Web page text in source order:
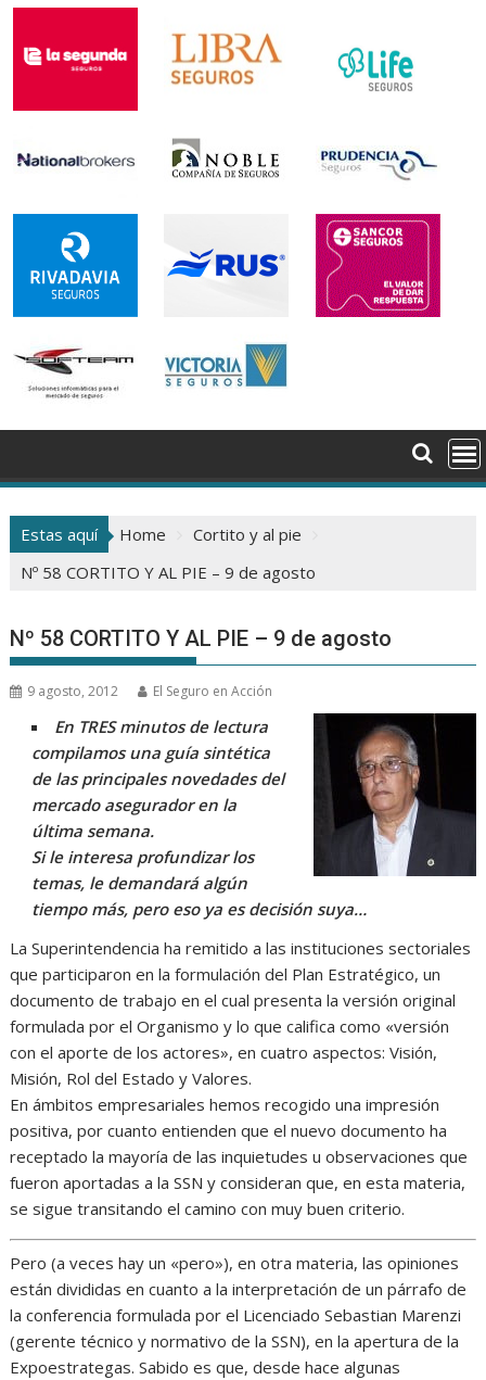
Estas aquí Home
Cortito y al pie
Nº 58 CORTITO Y AL PIE – 9 de agosto
Nº 58 CORTITO Y AL PIE – 9 de agosto
9 agosto, 2012 El Seguro en Acción
En TRES minutos de lectura
compilamos una guía sintética
de las principales novedades del
mercado asegurador en la
última semana.
Si le interesa profundizar los
temas, le demandará algún
tiempo más, pero eso ya es decisión suya…
La Superintendencia ha remitido a las instituciones sectoriales
que participaron en la formulación del Plan Estratégico, un
documento de trabajo en el cual presenta la versión original
formulada por el Organismo y lo que califica como «versión
con el aporte de los actores», en cuatro aspectos: Visión,
Misión, Rol del Estado y Valores.
En ámbitos empresariales hemos recogido una impresión
positiva, por cuanto entienden que el nuevo documento ha
receptado la mayoría de las inquietudes u observaciones que
fueron aportadas a la SSN y consideran que, en esta materia,
se sigue transitando el camino con muy buen criterio.
Pero (a veces hay un «pero»), en otra materia, las opiniones
están divididas en cuanto a la interpretación de un párrafo de
la conferencia formulada por el Licenciado Sebastian Marenzi
(gerente técnico y normativo de la SSN), en la apertura de la
Expoestrategas. Sabido es que, desde hace algunas